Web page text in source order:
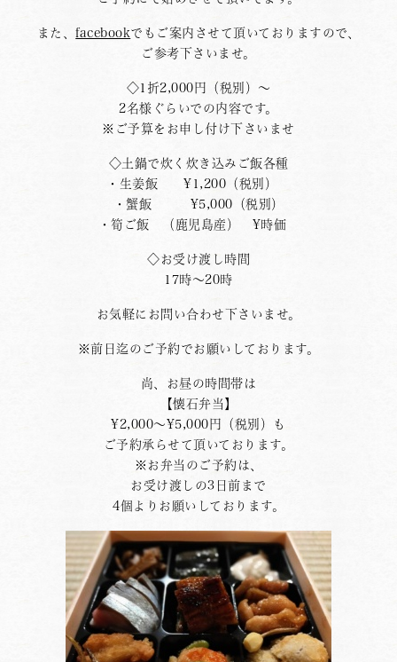
また、facebookでもご案内させて頂いておりますので、
ご参考下さいませ。
◇1折2,000円（税別）〜
2名様ぐらいでの内容です。
※ご予算をお申し付け下さいませ
◇土鍋で炊く炊き込みご飯各種
・生姜飯 ¥1,200（税別）
・蟹飯 ¥5,000（税別）
・筍ご飯 （鹿児島産） ¥時価
◇お受け渡し時間
17時〜20時
お気軽にお問い合わせ下さいませ。
※前日迄のご予約でお願いしております。
尚、お昼の時間帯は
【懐石弁当】
¥2,000〜¥5,000円（税別）も
ご予約承らせて頂いております。
※お弁当のご予約は、
お受け渡しの3日前まで
4個よりお願いしております。